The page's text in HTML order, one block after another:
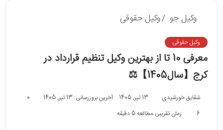
وکیل جو /وکیل حقوقی
وکیل حقوقی
معرفی 10 تا از بهترین وکیل تنظیم قرارداد در
کرج【سال1405】⚖
شقایق خورشیدی 13 تیر, 1405 آخرین بروزرسانی: 13 تیر, 1405
0
6
زمان تقریبی مطالعه 5 دقیقه